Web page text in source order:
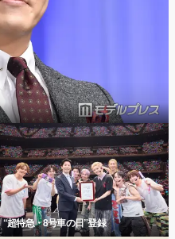
“超特急・8号車の日”登録